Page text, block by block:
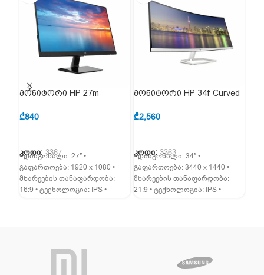
მონიტორი HP 27m
₾840
კოდი: 3367
• დიაგონალი: 27″ •
გაფართოება: 1920 x 1080 •
მხარეების თანაფარდობა:
16:9 • ტექნოლოგია: IPS •
მონიტორი HP 34f Curved
₾2,560
კოდი: 3363
• დიაგონალი: 34″ •
გაფართოება: 3440 x 1440 •
მხარეების თანაფარდობა:
21:9 • ტექნოლოგია: IPS •